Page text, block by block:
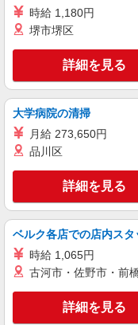
埼
派遣社員
株式会社テクノ・サービ
時
埼
キープ
派遣社員
株式会社綜合キャリアオ
機械
時給 1,180円
堺市堺区
詳細を見る
大学病院の清掃
月給 273,650円
品川区
詳細を見る
ベルク各店での店内スタ
時給 1,065円
古河市・佐野市・前
詳細を見る